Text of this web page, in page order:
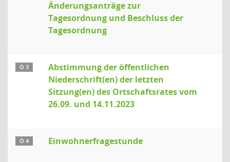
Änderungsanträge zur
Tagesordnung und Beschluss der
Tagesordnung
Ö 3
Abstimmung der öffentlichen
Niederschrift(en) der letzten
Sitzung(en) des Ortschaftsrates vom
26.09. und 14.11.2023
Ö 4 Einwohnerfragestunde